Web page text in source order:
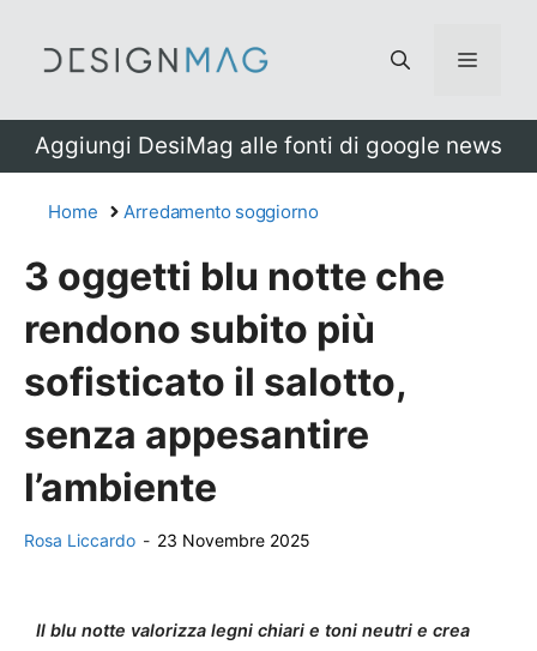
Menu
Aggiungi DesiMag alle fonti di google news
Home Arredamento soggiorno
3 oggetti blu notte che
rendono subito più
sofisticato il salotto,
senza appesantire
l’ambiente
Rosa Liccardo - 23 Novembre 2025
Il blu notte valorizza legni chiari e toni neutri e crea